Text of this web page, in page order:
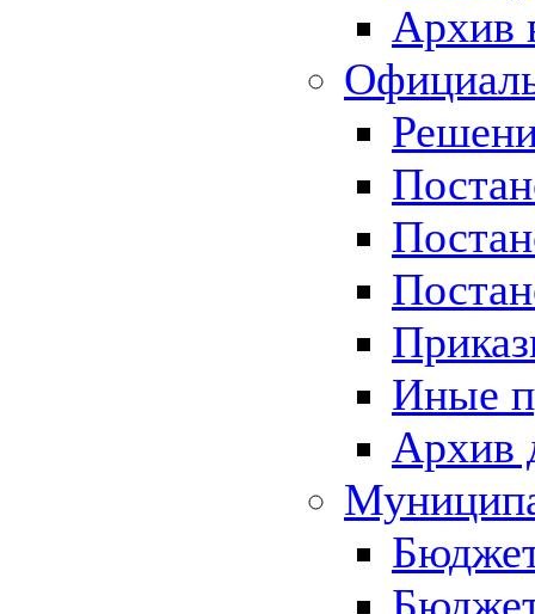
Архив
Иные
Архив